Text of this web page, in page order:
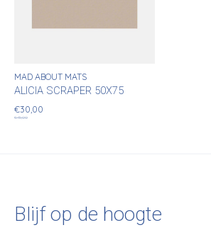
MAD ABOUT MATS
ALICIA SCRAPER 50X75
€30,00
€45,00
Blijf op de hoogte